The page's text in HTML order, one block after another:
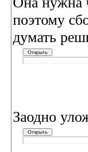
поэтому
думать
Заодно